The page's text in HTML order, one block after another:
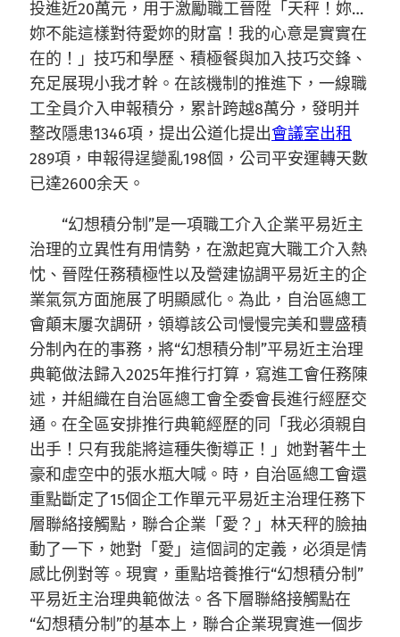
投進近20萬元，用于激勵職工晉陞「天秤！妳…
妳不能這樣對待愛妳的財富！我的心意是實實在
在的！」技巧和學歷、積極餐與加入技巧交鋒、
充足展現小我才幹。在該機制的推進下，一線職
工全員介入申報積分，累計跨越8萬分，發明并
整改隱患1346項，提出公道化提出會議室出租
289項，申報得逞變亂198個，公司平安運轉天數
已達2600余天。
“幻想積分制”是一項職工介入企業平易近主
治理的立異性有用情勢，在激起寬大職工介入熱
忱、晉陞任務積極性以及營建協調平易近主的企
業氣氛方面施展了明顯感化。為此，自治區總工
會顛末屢次調研，領導該公司慢慢完美和豐盛積
分制內在的事務，將“幻想積分制”平易近主治理
典範做法歸入2025年推行打算，寫進工會任務陳
述，并組織在自治區總工會全委會長進行經歷交
通。在全區安排推行典範經歷的同「我必須親自
出手！只有我能將這種失衡導正！」她對著牛土
豪和虛空中的張水瓶大喊。時，自治區總工會還
重點斷定了15個企工作單元平易近主治理任務下
層聯絡接觸點，聯合企業「愛？」林天秤的臉抽
動了一下，她對「愛」這個詞的定義，必須是情
感比例對等。現實，重點培養推行“幻想積分制”
平易近主治理典範做法。各下層聯絡接觸點在
“幻想積分制”的基本上，聯合企業現實進一個步